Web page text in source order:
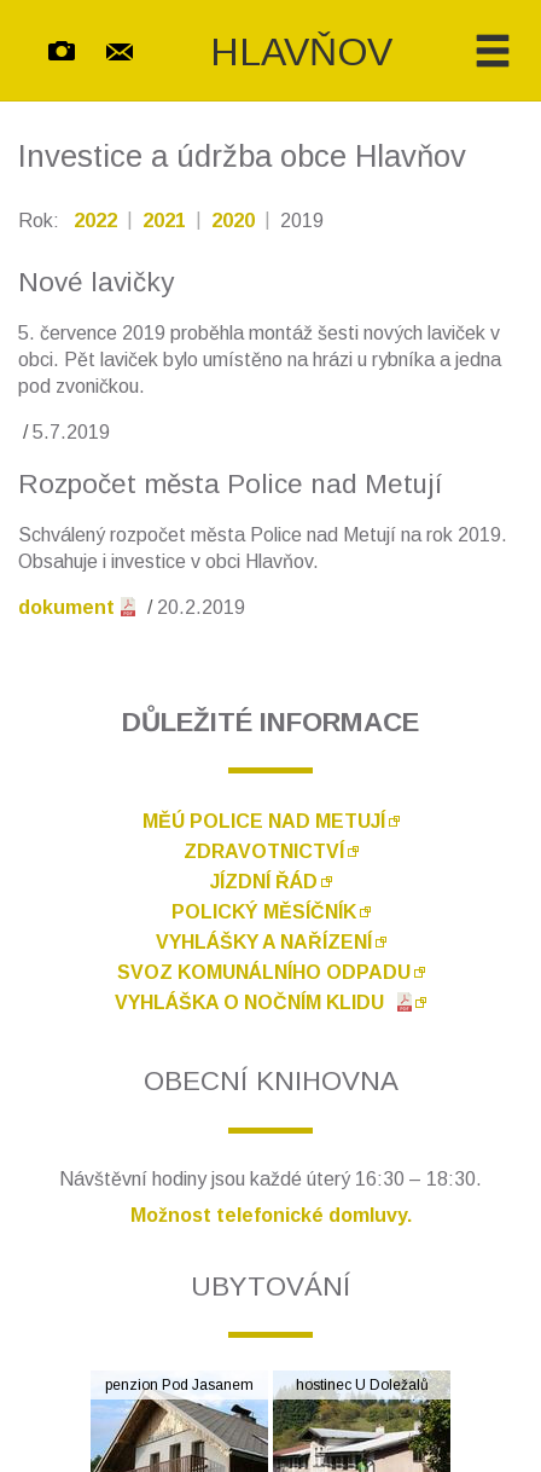
HLAVŇOV
Investice a údržba obce Hlavňov
Rok: 2022 2021 2020 2019
Nové lavičky
5. července 2019 proběhla montáž šesti nových laviček v
obci. Pět laviček bylo umístěno na hrázi u rybníka a jedna
pod zvoničkou.
5.7.2019
Rozpočet města Police nad Metují
Schválený rozpočet města Police nad Metují na rok 2019.
Obsahuje i investice v obci Hlavňov.
dokument 20.2.2019
DŮLEŽITÉ INFORMACE
MĚÚ POLICE NAD METUJÍ
ZDRAVOTNICTVÍ
JÍZDNÍ ŘÁD
POLICKÝ MĚSÍČNÍK
VYHLÁŠKY A NAŘÍZENÍ
SVOZ KOMUNÁLNÍHO ODPADU
VYHLÁŠKA O NOČNÍM KLIDU
OBECNÍ KNIHOVNA
Návštěvní hodiny jsou každé úterý 16:30 – 18:30.
Možnost telefonické domluvy.
UBYTOVÁNÍ
penzion Pod Jasanem hostinec U Doležalů